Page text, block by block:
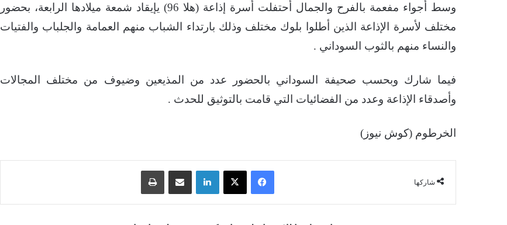
وسط أجواء مفعمة بالفرح والجمال أحتفلت أسرة إذاعة (هلا 96) يإيقاد شمعة ميلادها الرابعة، بحضور
مختلف لأسرة الإذاعة الذين أطلوا بلوك مختلف وذلك بارتداء الشباب منهم العمامة والجلباب والفتيات
والنساء منهم بالثوب السوداني .
فيما شارك وبحسب صحيفة السوداني بالحضور عدد من المذيعين وضيوف من مختلف المجالات
وأصدقاء الإذاعة وعدد من الفضائيات التي قامت بالتوثيق للحدث .
الخرطوم (كوش نيوز)
شاركها
فيسبوك ‫X لينكدإن مشاركة عبر البريد